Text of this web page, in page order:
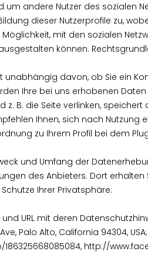
andere Nutzer des sozialen
dieser Nutzerprofile zu,
mit den sozialen
können.
unabhängig davon, ob Sie ein
Ihre bei uns erhobenen
B. die Seite verlinken,
Ihnen, sich nach
zu Ihrem Profil bei dem
und Umfang der
des Anbieters. Dort
Ihrer Privatsphäre:
URL mit deren
Ave, Palo Alto, California 94304,
http://